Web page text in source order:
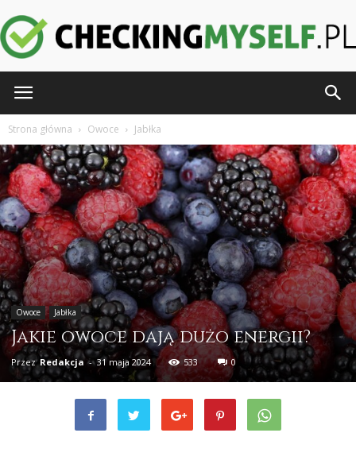
Strona główna Owoce Jabłka
Owoce Jabłka
Jakie owoce dają dużo energii?
Przez Redakcja - 31 maja 2024 533 0